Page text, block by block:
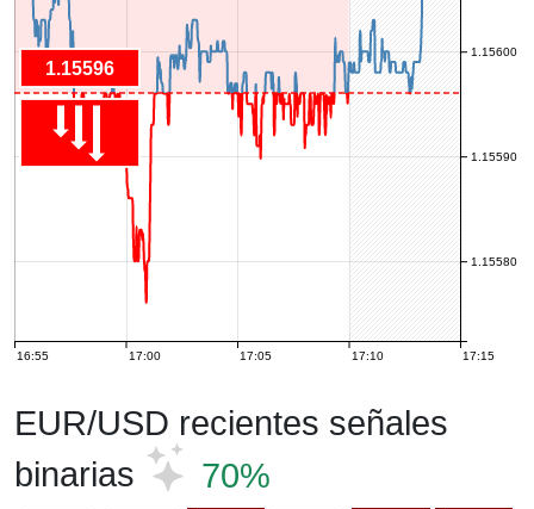
16:55 17:00 17:05 17:10 17:15
1.15580
1.15590
1.15600
1.15596
EUR/USD recientes señales
binarias
70%